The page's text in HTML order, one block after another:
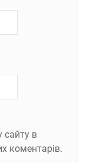
сайту в
коментарів.